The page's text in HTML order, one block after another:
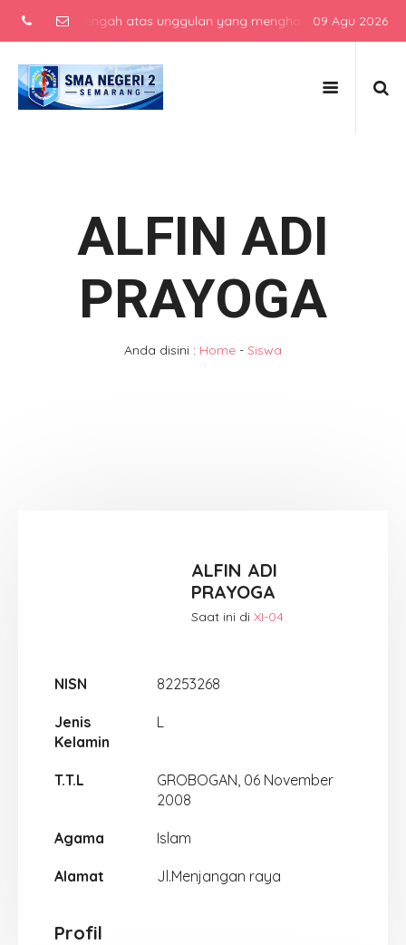
menengah atas unggulan yang menghasilkan lulusan
09 Agu 2026
ALFIN ADI
PRAYOGA
Anda disini : Home - Siswa
ALFIN ADI
PRAYOGA
Saat ini diXI-04
NISN 82253268
Jenis
Kelamin
L
T.T.L
GROBOGAN, 06 November
2008
Agama Islam
Alamat Jl.Menjangan raya
Profil